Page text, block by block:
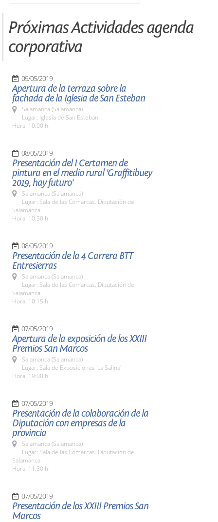
Próximas Actividades agenda
corporativa
09/05/2019
Apertura de la terraza sobre la
fachada de la Iglesia de San Esteban
Salamanca (Salamanca)
Lugar: Iglesia de San Esteban
Hora: 10:00 h.
08/05/2019
Presentación del I Certamen de
pintura en el medio rural 'Graffitibuey
2019, hay futuro'
Salamanca (Salamanca)
Lugar: Sala de las Comarcas. Diputación de
Salamanca
Hora: 10:30 h.
08/05/2019
Presentación de la 4 Carrera BTT
Entresierras
Salamanca (Salamanca)
Lugar: Sala de las Comarcas. Diputación de
Salamanca
Hora: 10:15 h.
07/05/2019
Apertura de la exposición de los XXIII
Premios San Marcos
Salamanca (Salamanca)
Lugar: Sala de Exposiciones 'La Salina'
Hora: 19:00 h.
07/05/2019
Presentación de la colaboración de la
Diputación con empresas de la
provincia
Salamanca (Salamanca)
Lugar: Sala de las Comarcas. Diputación de
Salamanca
Hora: 11:30 h.
07/05/2019
Presentación de los XXIII Premios San
Marcos